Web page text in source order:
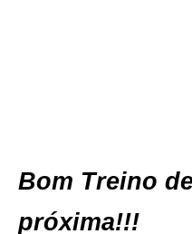
Bom Treino
próxima!!!